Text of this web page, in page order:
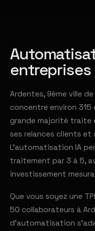
Ardentes, 9ème ville
concentre environ 315
grande majorité traite
ses relances clients
L'automatisation IA
traitement par 3 à 5,
investissement
Que vous soyez une
50 collaborateurs à
d'automatisation